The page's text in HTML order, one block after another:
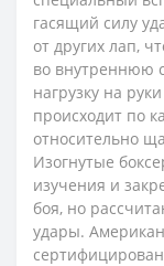
гасящий силу
от других лап,
во внутреннюю
нагрузку на
происходит по
относительно
Изогнутые
изучения и
боя, но
удары.